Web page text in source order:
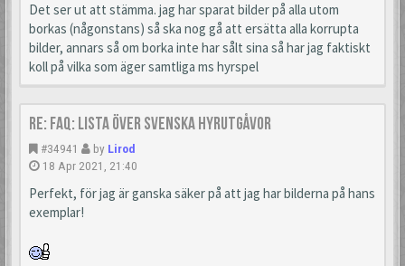
Det ser ut att stämma. jag har sparat bilder på alla utom
borkas (någonstans) så ska nog gå att ersätta alla korrupta
bilder, annars så om borka inte har sålt sina så har jag faktiskt
koll på vilka som äger samtliga ms hyrspel
Re: FAQ: Lista över svenska hyrutgåvor
#34941 by Lirod
18 Apr 2021, 21:40
Perfekt, för jag är ganska säker på att jag har bilderna på hans
exemplar!